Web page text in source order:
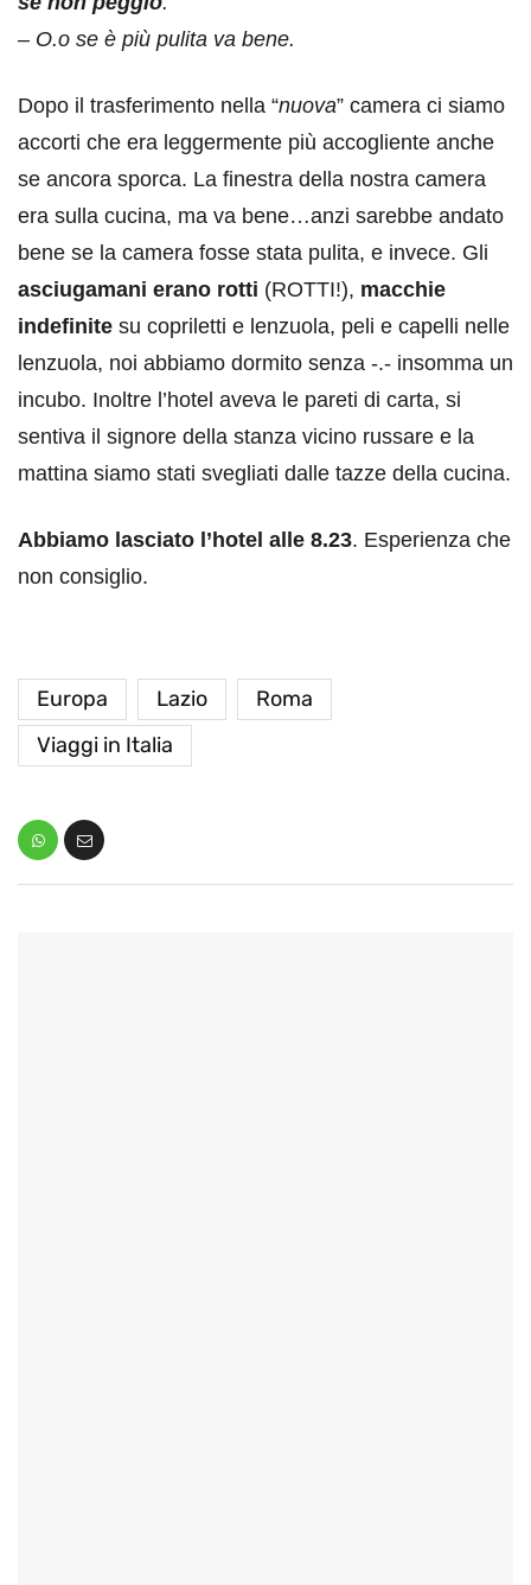
– O.o se è più pulita va bene.
Dopo il trasferimento nella “nuova” camera ci siamo
accorti che era leggermente più accogliente anche
se ancora sporca. La finestra della nostra camera
era sulla cucina, ma va bene…anzi sarebbe andato
bene se la camera fosse stata pulita, e invece. Gli
asciugamani erano rotti (ROTTI!), macchie
indefinite su copriletti e lenzuola, peli e capelli nelle
lenzuola, noi abbiamo dormito senza -.- insomma un
incubo. Inoltre l’hotel aveva le pareti di carta, si
sentiva il signore della stanza vicino russare e la
mattina siamo stati svegliati dalle tazze della cucina.
Abbiamo lasciato l’hotel alle 8.23. Esperienza che
non consiglio.
Europa Lazio
Roma
Viaggi in Italia